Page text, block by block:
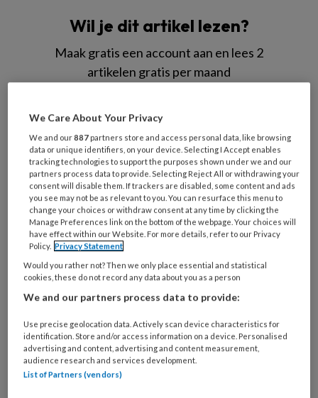
Wil je dit artikel lezen?
Maak gratis een account aan en lees 2
artikelen gratis per maand
Wat
is
je
e-
mailadres?
* *
Kies
je
wachtwoord* *
Kies
je
functie *
welke
organisatie
werk
je?
Untitled
Ontvang 2x per week de
We Care About Your Privacy
We and our887 partners store and access personal data, like browsing
data or unique identifiers, on your device. Selecting I Accept enables
tracking technologies to support the purposes shown under we and our
partners process data to provide. Selecting Reject All or withdrawing your
consent will disable them. If trackers are disabled, some content and ads
you see may not be as relevant to you. You can resurface this menu to
change your choices or withdraw consent at any time by clicking the
Manage Preferences link on the bottom of the webpage. Your choices will
have effect within our Website. For more details, refer to our Privacy
Policy. Privacy Statement
Would you rather not? Then we only place essential and statistical
cookies, these do not record any data about you as a person
We and our partners process data to provide:
Use precise geolocation data. Actively scan device characteristics for
identification. Store and/or access information on a device. Personalised
advertising and content, advertising and content measurement,
audience research and services development.
List of Partners (vendors)